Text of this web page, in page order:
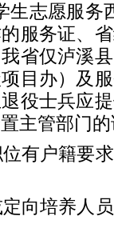
生志愿服务
服务证、
省仅泸溪
目办）及
役士兵应
主管部门的
有户籍要
向培养人